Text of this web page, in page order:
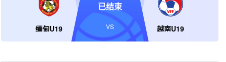
缅甸U19 越南U19
已结束
VS